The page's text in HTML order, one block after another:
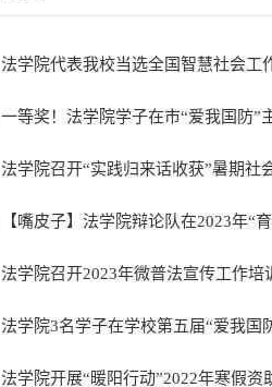
法学院代表我校当选全国智慧社会工
一等奖！法学院学子在市“爱我国防”
法学院召开“实践归来话收获”暑期社
【嘴皮子】法学院辩论队在2023年“
法学院召开2023年微普法宣传工作培
法学院3名学子在学校第五届“爱我国
法学院开展“暖阳行动”2022年寒假资